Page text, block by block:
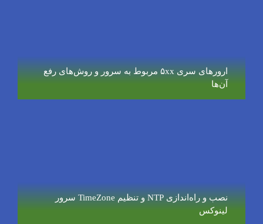
ارورهای سری ۵xx مربوط به سرور و روش‌های رفع
آن‌ها
نصب و راه‌اندازی NTP و تنظیم TimeZone سرور
لینوکس